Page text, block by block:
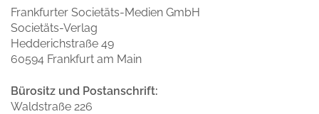
Frankfurter Societäts-Medien GmbH
Societäts-Verlag
Hedderichstraße 49
60594 Frankfurt am Main
Bürositz und Postanschrift:
Waldstraße 226